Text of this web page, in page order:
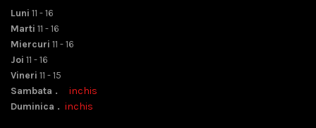
Luni 11 - 16
Marti 11 - 16
Miercuri 11 - 16
Joi 11 - 16
Vineri 11 - 15
Sambata . inchis
Duminica . inchis